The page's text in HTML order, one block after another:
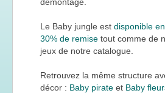
Le Baby jungle est disponible
30% de remise tout comme de
jeux de notre catalogue.
Retrouvez la même structure
décor : Baby pirate et Baby